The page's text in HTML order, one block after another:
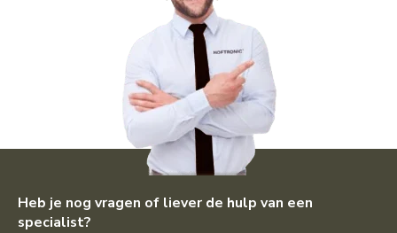
Heb je nog vragen of liever de hulp van een
specialist?